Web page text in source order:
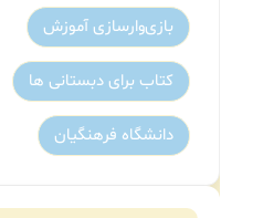
بازی‌وارسازی آموزش
کتاب برای دبستانی ها
دانشگاه فرهنگیان